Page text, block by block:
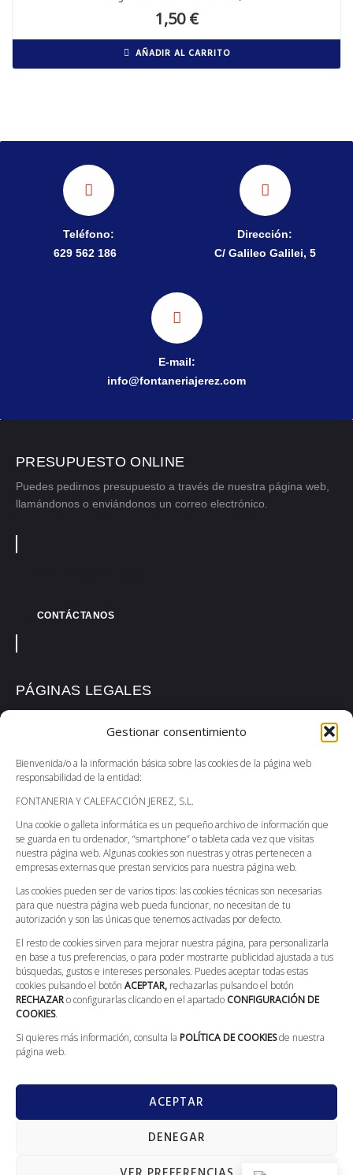
Gestionar consentimiento
Bienvenida/o a la información básica sobre las cookies de la página web
responsabilidad de la entidad:
FONTANERIA Y CALEFACCIÓN JEREZ, S.L.
Una cookie o galleta informática es un pequeño archivo de información que
se guarda en tu ordenador, “smartphone” o tableta cada vez que visitas
nuestra página web. Algunas cookies son nuestras y otras pertenecen a
empresas externas que prestan servicios para nuestra página web.
Las cookies pueden ser de varios tipos: las cookies técnicas son necesarias
para que nuestra página web pueda funcionar, no necesitan de tu
autorización y son las únicas que tenemos activadas por defecto.
El resto de cookies sirven para mejorar nuestra página, para personalizarla
en base a tus preferencias, o para poder mostrarte publicidad ajustada a tus
búsquedas, gustos e intereses personales. Puedes aceptar todas estas
cookies pulsando el botón ACEPTAR, rechazarlas pulsando el botón
RECHAZARo configurarlas clicando en el apartado CONFIGURACIÓN DE
COOKIES.
Si quieres más información, consulta la POLÍTICA DE COOKIESde nuestra
página web.
ACEPTAR
DENEGAR
1,50€
AÑADIR AL CARRITO
Teléfono:
629 562 186
Dirección:
C/ Galileo Galilei, 5
E-mail:
info@fontaneriajerez.com
PRESUPUESTO ONLINE
Puedes pedirnos presupuesto a través de nuestra página web,
llamándonos o enviándonos un correo electrónico.
CONTÁCTANOS
PÁGINAS LEGALES
Aviso Legal
Política de Envíos
Condiciones Generales
Compromiso Con La Protección De Datos
CONTACTO
Llámanos: 629 562 186
L-V: 08:00 - 20:00; S: 09:00 - 13:30
Calle Galileo Galilei, 5 (Villarrobledo)
info@fontaneriajerez.com